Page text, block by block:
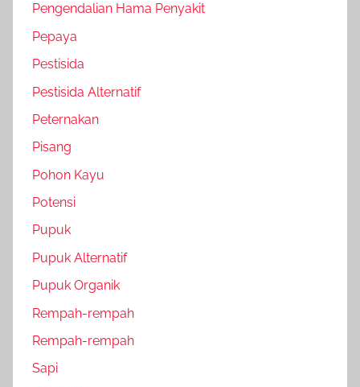
Pengendalian Hama Penyakit
Pepaya
Pestisida
Pestisida Alternatif
Peternakan
Pisang
Pohon Kayu
Potensi
Pupuk
Pupuk Alternatif
Pupuk Organik
Rempah-rempah
Rempah-rempah
Sapi